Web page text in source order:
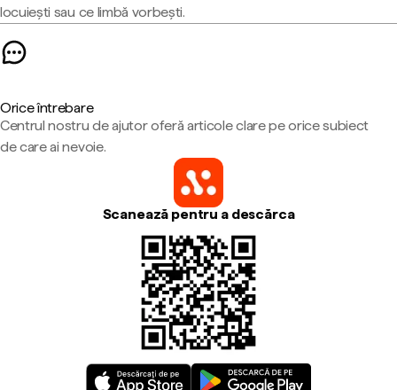
locuiești sau ce limbă vorbești.
Orice întrebare
Centrul nostru de ajutor oferă articole clare pe orice subiect
de care ai nevoie.
Scanează pentru a descărca